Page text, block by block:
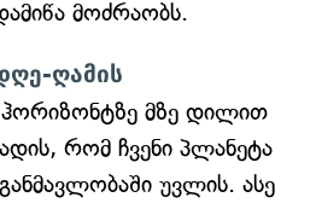
მოძრაობს.
ღამის
მზე დილით
რომ ჩვენი პლანეტა
უვლის. ასე